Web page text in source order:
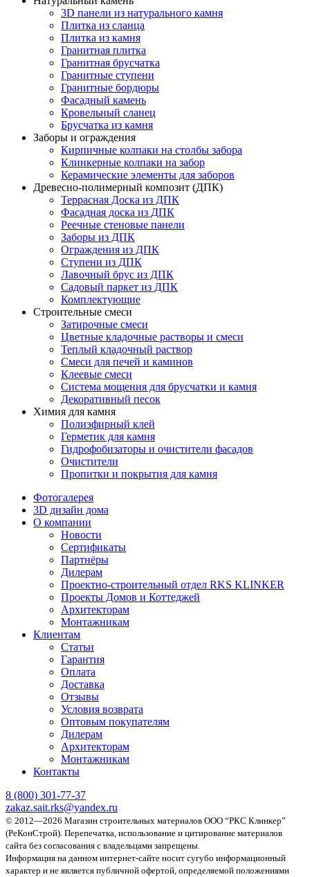
3D панели из натурального камня
Плитка из сланца
Плитка из камня
Гранитная плитка
Гранитная брусчатка
Гранитные ступени
Гранитные бордюры
Фасадный камень
Кровельный сланец
Брусчатка из камня
Заборы и ограждения
Кирпичные колпаки на столбы забора
Клинкерные колпаки на забор
Керамические элементы для заборов
Древесно-полимерный композит (ДПК)
Террасная Доска из ДПК
Фасадная доска из ДПК
Реечные стеновые панели
Заборы из ДПК
Ограждения из ДПК
Ступени из ДПК
Лавочный брус из ДПК
Садовый паркет из ДПК
Комплектующие
Строительные смеси
Затирочные смеси
Цветные кладочные растворы и смеси
Теплый кладочный раствор
Смеси для печей и каминов
Клеевые смеси
Система мощения для брусчатки и камня
Декоративный песок
Химия для камня
Полиэфирный клей
Герметик для камня
Гидрофобизаторы и очистители фасадов
Очистители
Пропитки и покрытия для камня
Фотогалерея
3D дизайн дома
О компании
Новости
Сертификаты
Партнёры
Дилерам
Проектно-строительный отдел RKS KLINKER
Проекты Домов и Коттеджей
Архитекторам
Монтажникам
Клиентам
Статьи
Гарантия
Оплата
Доставка
Отзывы
Условия возврата
Оптовым покупателям
Дилерам
Архитекторам
Монтажникам
Контакты
8 (800) 301-77-37
zakaz.sait.rks@yandex.ru
© 2012—2026 Магазин строительных материалов ООО “РКС Клинкер”
(РеКонСтрой). Перепечатка, использование и цитирование материалов
сайта без согласования с владельцами запрещены.
Информация на данном интернет-сайте носит сугубо информационный
характер и не является публичной офертой, определяемой положениями